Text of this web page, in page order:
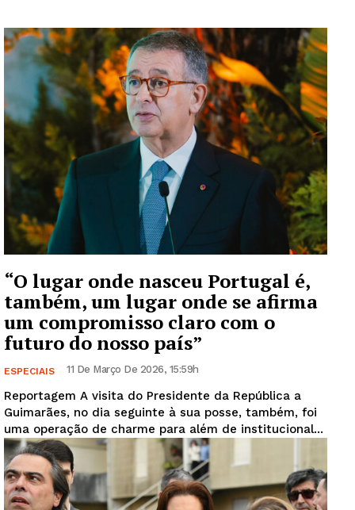
“O lugar onde nasceu Portugal é,
também, um lugar onde se afirma
um compromisso claro com o
futuro do nosso país”
ESPECIAIS 11 De Março De 2026, 15:59h
Reportagem A visita do Presidente da República a
Guimarães, no dia seguinte à sua posse, também, foi
uma operação de charme para além de institucional...